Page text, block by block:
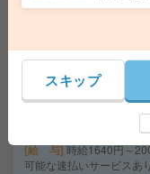
交通費 1ヶ月3万円を上
未経験OK＊残業ほ
テム入力など[派遣]
給 与 時給1640円～
可能な速払いサービスあり
スキップ